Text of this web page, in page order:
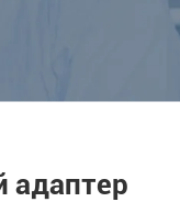
адаптер